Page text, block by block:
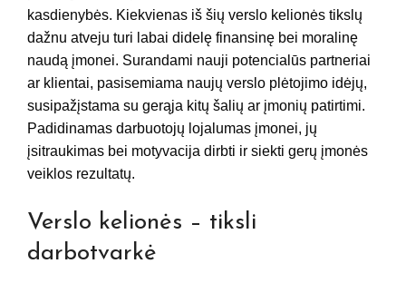
kasdienybės. Kiekvienas iš šių verslo kelionės tikslų
dažnu atveju turi labai didelę finansinę bei moralinę
naudą įmonei. Surandami nauji potencialūs partneriai
ar klientai, pasisemiama naujų verslo plėtojimo idėjų,
susipažįstama su gerąja kitų šalių ar įmonių patirtimi.
Padidinamas darbuotojų lojalumas įmonei, jų
įsitraukimas bei motyvacija dirbti ir siekti gerų įmonės
veiklos rezultatų.
Verslo kelionės – tiksli
darbotvarkė